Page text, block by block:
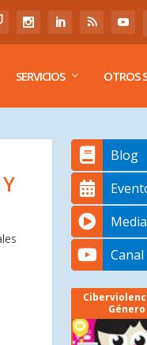
SERVICIOS OTROS
Blog
Género